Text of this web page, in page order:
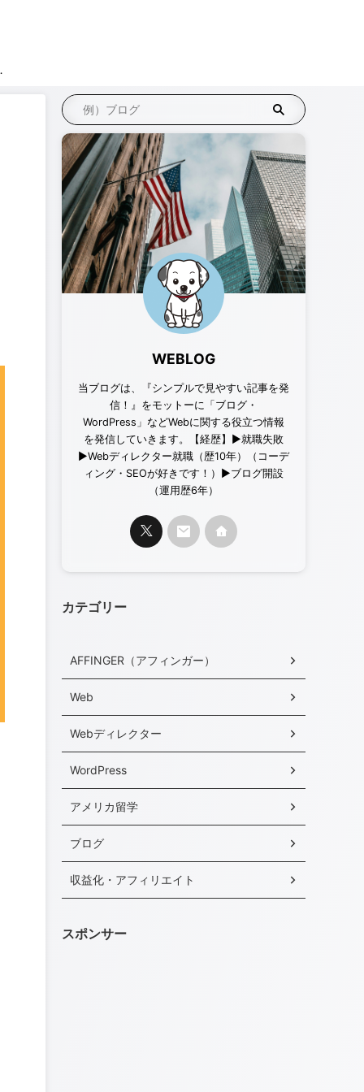
ト
WEBLOG
当ブログは、『シンプルで見やすい記事を発
信！』をモットーに「ブログ・
WordPress」などWebに関する役立つ情報
を発信していきます。【経歴】▶︎就職失敗
▶︎Webディレクター就職（歴10年）（コーデ
ィング・SEOが好きです！）▶︎ブログ開設
（運用歴6年）
カテゴリー
AFFINGER（アフィンガー）
Web
Webディレクター
WordPress
アメリカ留学
ブログ
収益化・アフィリエイト
スポンサー